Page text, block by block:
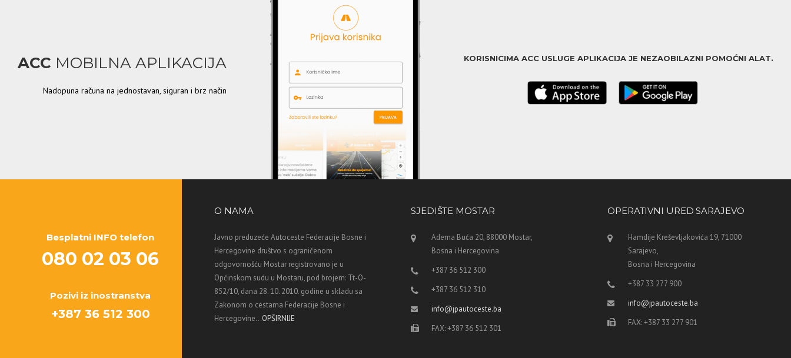
ACC MOBILNA APLIKACIJA
Nadopuna računa na jednostavan, siguran i brz način
KORISNICIMA ACC USLUGE APLIKACIJA JE NEZAOBILAZNI POMOĆNI ALAT.
Besplatni INFO telefon
080 02 03 06
Pozivi iz inostranstva
+387 36 512 300
O NAMA
Javno preduzeće Autoceste Federacije Bosne i
Hercegovine društvo s ograničenom
odgovornošću Mostar registrovano je u
Općinskom sudu u Mostaru, pod brojem: Tt-O-
852/10, dana 28. 10. 2010. godine u skladu sa
Zakonom o cestama Federacije Bosne i
Hercegovine...OPŠIRNIJE
SJEDIŠTE MOSTAR
Adema Buća 20, 88000 Mostar,
Bosna i Hercegovina
+387 36 512 300
+387 36 512 310
info@jpautoceste.ba
FAX: +387 36 512 301
OPERATIVNI URED SARAJEVO
Hamdije Kreševljakovića 19, 71000
Sarajevo,
Bosna i Hercegovina
+387 33 277 900
info@jpautoceste.ba
FAX: +387 33 277 901